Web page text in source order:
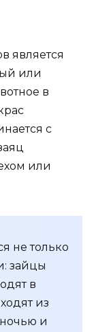
является
или
в
с
или
не только
зайцы
в
из
и